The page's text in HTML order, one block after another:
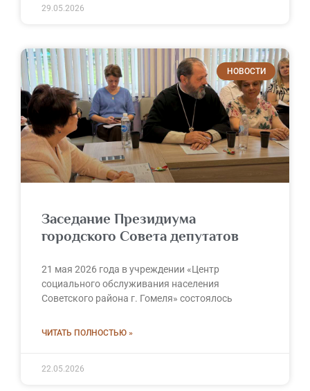
29.05.2026
НОВОСТИ
Заседание Президиума
городского Совета депутатов
21 мая 2026 года в учреждении «Центр
социального обслуживания населения
Советского района г. Гомеля» состоялось
ЧИТАТЬ ПОЛНОСТЬЮ »
22.05.2026